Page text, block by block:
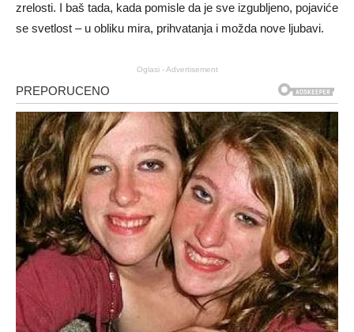
zrelosti. I baš tada, kada pomisle da je sve izgubljeno, pojaviće
se svetlost – u obliku mira, prihvatanja i možda nove ljubavi.
Oglasi - Advertisement